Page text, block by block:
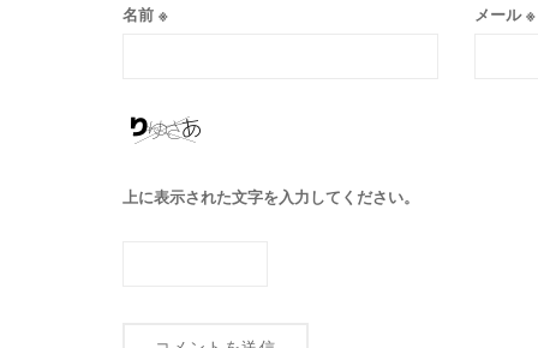
名前 ※ メール※
上に表示された文字を入力してください。